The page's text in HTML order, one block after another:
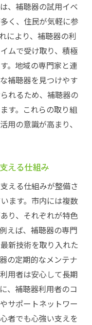
、補聴器の試用イベ
く、住民が気軽に参
により、補聴器の利
ムで受け取り、積極
。地域の専門家と連
補聴器を見つけやす
れるため、補聴器の
す。これらの取り組
用の意識が高まり、
える仕組み
える仕組みが整備さ
ます。市内には複数
り、それぞれが特色
えば、補聴器の専門
新技術を取り入れた
の定期的なメンテナ
用者は安心して長期
、補聴器利用者のコ
サポートネットワー
者でも心強い支えを